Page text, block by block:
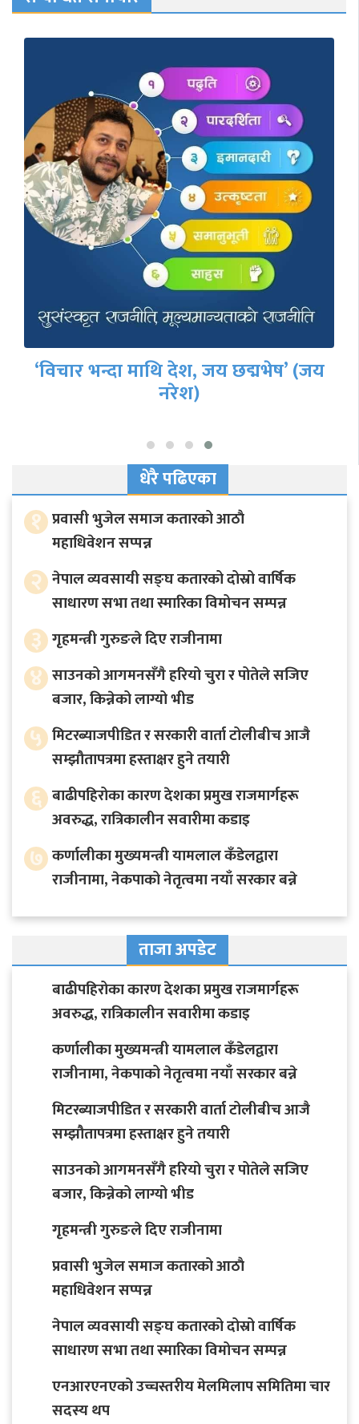
‘विचार भन्दा माथि देश, जय छद्मभेष’ (जय
नरेश)
धेरै पढिएका
१ प्रवासी भुजेल समाज कतारको आठाै
महाधिवेशन सप्पन्न
२ नेपाल व्यवसायी सङ्घ कतारको दोस्रो वार्षिक
साधारण सभा तथा स्मारिका विमोचन सम्पन्न
३ गृहमन्त्री गुरुङले दिए राजीनामा
४ साउनको आगमनसँगै हरियो चुरा र पोतेले सजिए
बजार, किन्नेको लाग्यो भीड
५ मिटरब्याजपीडित र सरकारी वार्ता टोलीबीच आजै
सम्झौतापत्रमा हस्ताक्षर हुने तयारी
६ बाढीपहिरोका कारण देशका प्रमुख राजमार्गहरू
अवरुद्ध, रात्रिकालीन सवारीमा कडाइ
७ कर्णालीका मुख्यमन्त्री यामलाल कँडेलद्वारा
राजीनामा, नेकपाको नेतृत्वमा नयाँ सरकार बन्ने
ताजा अपडेट
बाढीपहिरोका कारण देशका प्रमुख राजमार्गहरू
अवरुद्ध, रात्रिकालीन सवारीमा कडाइ
कर्णालीका मुख्यमन्त्री यामलाल कँडेलद्वारा
राजीनामा, नेकपाको नेतृत्वमा नयाँ सरकार बन्ने
मिटरब्याजपीडित र सरकारी वार्ता टोलीबीच आजै
सम्झौतापत्रमा हस्ताक्षर हुने तयारी
साउनको आगमनसँगै हरियो चुरा र पोतेले सजिए
बजार, किन्नेको लाग्यो भीड
गृहमन्त्री गुरुङले दिए राजीनामा
प्रवासी भुजेल समाज कतारको आठाै
महाधिवेशन सप्पन्न
नेपाल व्यवसायी सङ्घ कतारको दोस्रो वार्षिक
साधारण सभा तथा स्मारिका विमोचन सम्पन्न
एनआरएनएको उच्चस्तरीय मेलमिलाप समितिमा चार
सदस्य थप